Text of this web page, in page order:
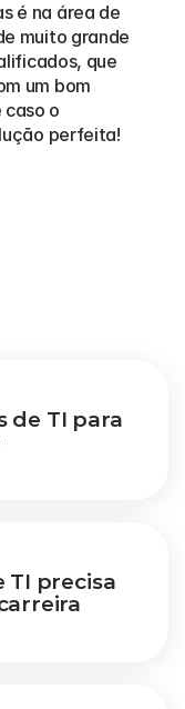
é na área de
muito grande
que
um bom
caso o
perfeita!
de TI para
TI precisa